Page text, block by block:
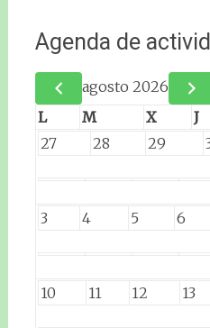
Agenda de
agosto 2026
L
M X J
27
28 29
3 4 5 6
10 11 12 13